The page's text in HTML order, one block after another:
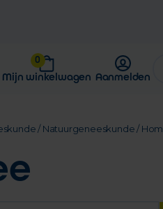
0
Mijn winkelwagen Aanmelden
/ Natuurgeneeskunde /